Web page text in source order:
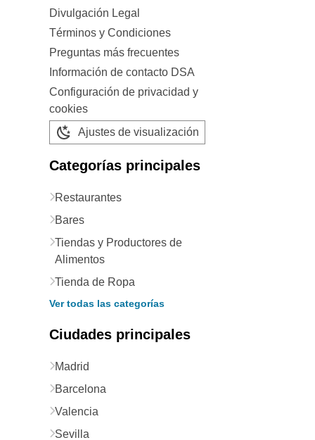
Divulgación Legal
Términos y Condiciones
Preguntas más frecuentes
Información de contacto DSA
Configuración de privacidad y
cookies
Ajustes de visualización
Categorías principales
Restaurantes
Bares
Tiendas y Productores de
Alimentos
Tienda de Ropa
Ver todas las categorías
Ciudades principales
Madrid
Barcelona
Valencia
Sevilla